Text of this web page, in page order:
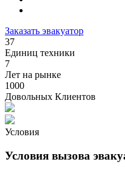
Заказать эвакуатор
37
Единиц техники
7
Лет на рынке
1000
Довольных Клиентов
Условия
Условия вызова